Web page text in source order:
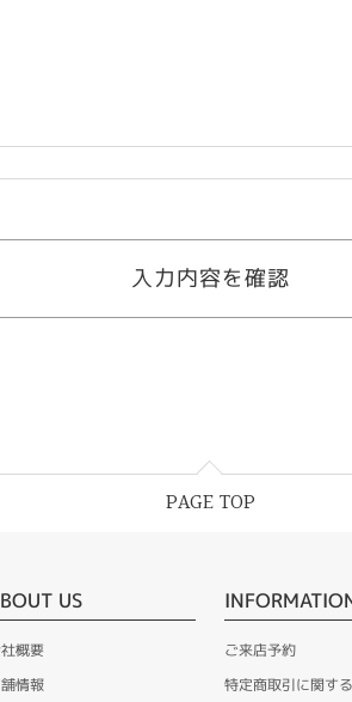
PAGE TOP
US
概要
情報
ご来店予約
特定商取引に関す